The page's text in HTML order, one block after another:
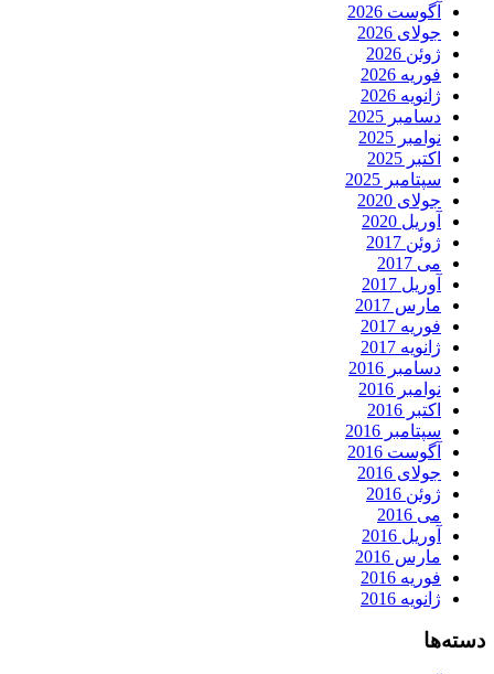
آگوست 2026
جولای 2026
ژوئن 2026
فوریه 2026
ژانویه 2026
دسامبر 2025
نوامبر 2025
اکتبر 2025
سپتامبر 2025
جولای 2020
آوریل 2020
ژوئن 2017
می 2017
آوریل 2017
مارس 2017
فوریه 2017
ژانویه 2017
دسامبر 2016
نوامبر 2016
اکتبر 2016
سپتامبر 2016
آگوست 2016
جولای 2016
ژوئن 2016
می 2016
آوریل 2016
مارس 2016
فوریه 2016
ژانویه 2016
دسته‌ها